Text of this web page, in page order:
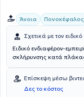
Άνοια Πονοκέφαλος
Σχετικά με τον ειδικό
Ειδικό ενδιαφέρον-
σκλήρυνσης κατά
Επίσκεψη μέσω
Δες το κόστος